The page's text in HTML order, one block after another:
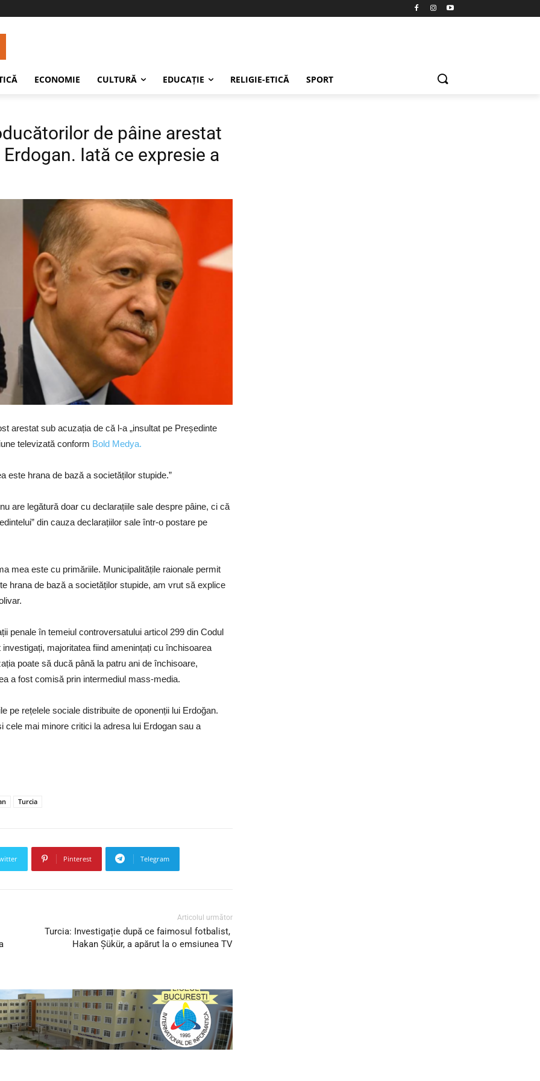
ECONOMIE CULTURĂ EDUCAŢIE RELIGIE-ETICĂ SPORT
de pâine arestat
Iată ce expresie a
arestat sub acuzația de că l-a „insultat pe Președinte
televizată conform Bold Medya.
este hrana de bază a societăților stupide.”
are legătură doar cu declarațiile sale despre pâine, ci că
din cauza declarațiilor sale într-o postare pe
mea este cu primăriile. Municipalitățile raionale permit
hrana de bază a societăților stupide, am vrut să explice
penale în temeiul controversatului articol 299 din Codul
majoritatea fiind amenințați cu închisoarea
poate să ducă până la patru ani de închisoare,
a fost comisă prin intermediul mass-media.
pe rețelele sociale distribuite de oponenții lui Erdoğan.
mai minore critici la adresa lui Erdogan sau a
Turcia
Pinterest Telegram
Articolul următor
Turcia: Investigație după ce faimosul fotbalist,
Hakan Şükür, a apărut la o emsiunea TV